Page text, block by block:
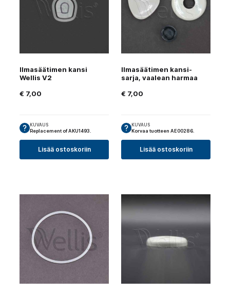
Ilmasäätimen kansi
Wellis V2
€ 7,00
KUVAUS
Replacement of AKU1493.
Lisää ostoskoriin
Ilmasäätimen kansi-
sarja, vaalean harmaa
€ 7,00
KUVAUS
Korvaa tuotteen AE00286.
Lisää ostoskoriin